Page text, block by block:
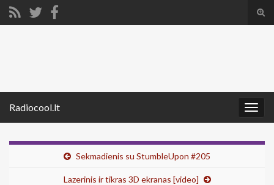
Radiocool.lt
Sekmadienis su StumbleUpon #205
Lazerinis ir tikras 3D ekranas [video]